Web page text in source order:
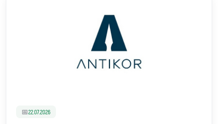
📅22.07.2026